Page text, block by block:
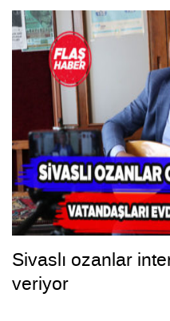
Sivaslı ozanlar
veriyor